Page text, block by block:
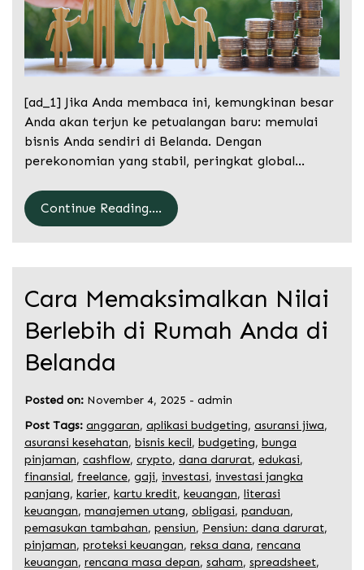
[ad_1] Jika Anda membaca ini, kemungkinan besar
Anda akan terjun ke petualangan baru: memulai
bisnis Anda sendiri di Belanda. Dengan
perekonomian yang stabil, peringkat global…
Continue Reading....
Cara Memaksimalkan Nilai
Berlebih di Rumah Anda di
Belanda
Posted on: November 4, 2025 - admin
Post Tags: anggaran, aplikasi budgeting, asuransi jiwa,
asuransi kesehatan, bisnis kecil, budgeting, bunga
pinjaman, cashflow, crypto, dana darurat, edukasi,
finansial, freelance, gaji, investasi, investasi jangka
panjang, karier, kartu kredit, keuangan, literasi
keuangan, manajemen utang, obligasi, panduan,
pemasukan tambahan, pensiun, Pensiun: dana darurat,
pinjaman, proteksi keuangan, reksa dana, rencana
keuangan, rencana masa depan, saham, spreadsheet,